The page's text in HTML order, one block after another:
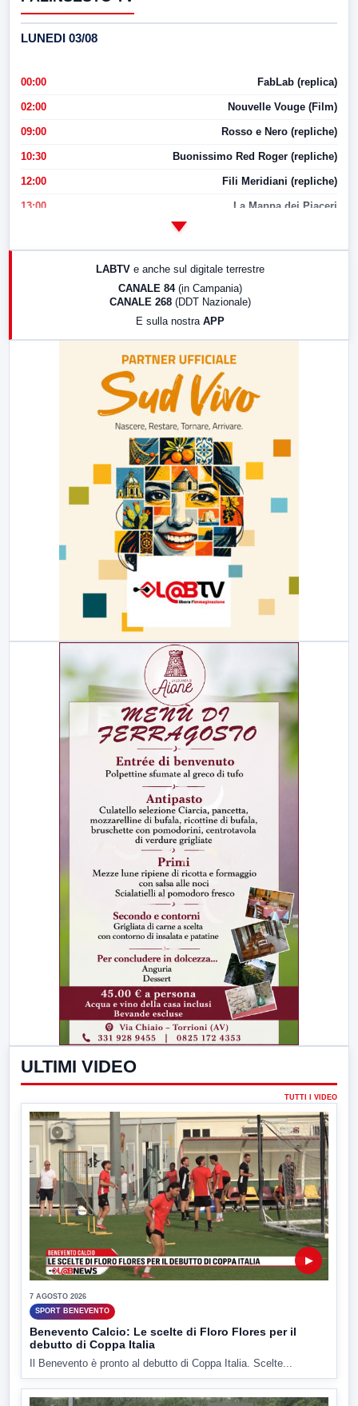
LUNEDI 03/08
00:00 FabLab (replica)
02:00 Nouvelle Vouge (Film)
09:00 Rosso e Nero (repliche)
10:30 Buonissimo Red Roger (repliche)
12:00 Fili Meridiani (repliche)
13:00 La Mappa dei Piaceri
LABTV e anche sul digitale terrestre
CANALE 84 (in Campania)
CANALE 268 (DDT Nazionale)
E sulla nostra APP
ULTIMI VIDEO
TUTTI I VIDEO
▶
7 AGOSTO 2026
SPORT BENEVENTO
Benevento Calcio: Le scelte di Floro Flores per il
debutto di Coppa Italia
Il Benevento è pronto al debutto di Coppa Italia. Scelte...